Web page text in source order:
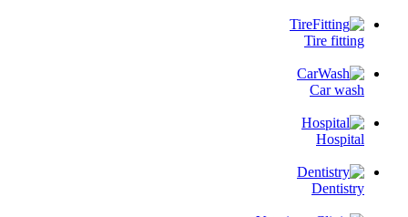
Tire fitting
Car wash
Hospital
Dentistry